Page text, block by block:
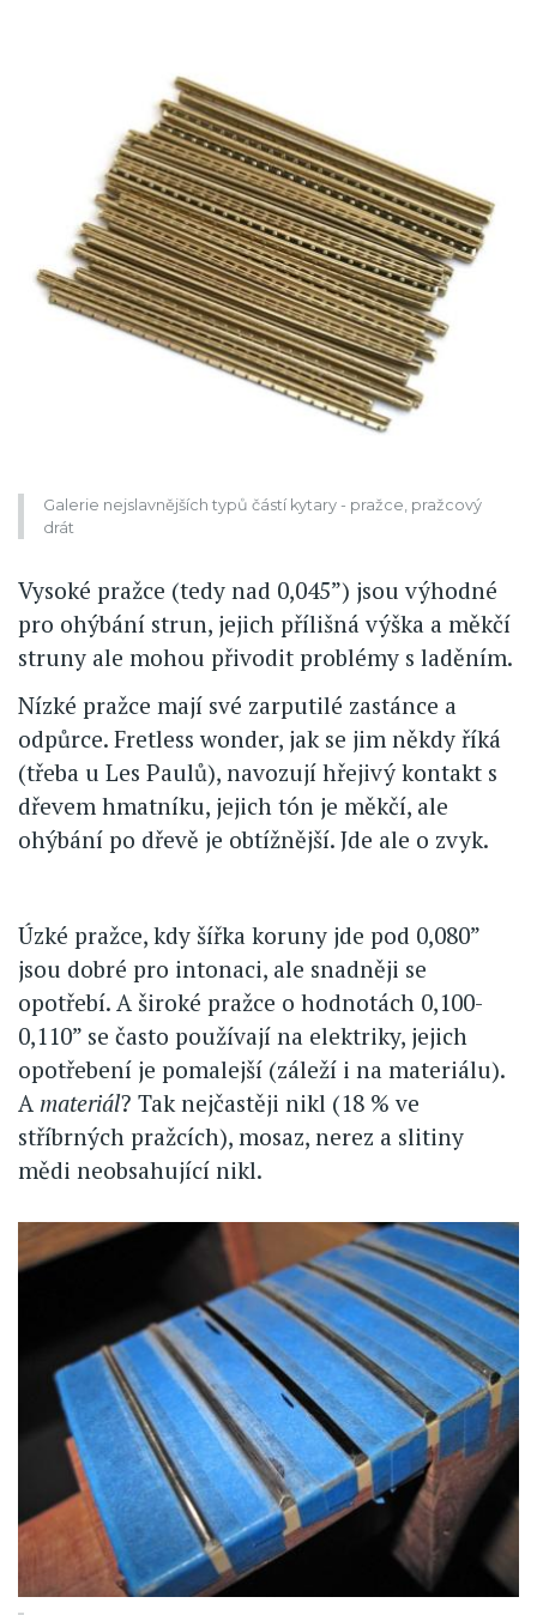
Galerie nejslavnějších typů částí kytary - pražce, pražcový
drát
Vysoké pražce (tedy nad 0,045”) jsou výhodné
pro ohýbání strun, jejich přílišná výška a měkčí
struny ale mohou přivodit problémy s laděním.
Nízké pražce mají své zarputilé zastánce a
odpůrce. Fretless wonder, jak se jim někdy říká
(třeba u Les Paulů), navozují hřejivý kontakt s
dřevem hmatníku, jejich tón je měkčí, ale
ohýbání po dřevě je obtížnější. Jde ale o zvyk.
Úzké pražce, kdy šířka koruny jde pod 0,080”
jsou dobré pro intonaci, ale snadněji se
opotřebí. A široké pražce o hodnotách 0,100-
0,110” se často používají na elektriky, jejich
opotřebení je pomalejší (záleží i na materiálu).
A materiál? Tak nejčastěji nikl (18 % ve
stříbrných pražcích), mosaz, nerez a slitiny
mědi neobsahující nikl.